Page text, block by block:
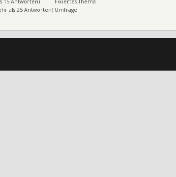
15 Antworten)
als 25 Antworten)
Fixiertes Thema
Umfrage